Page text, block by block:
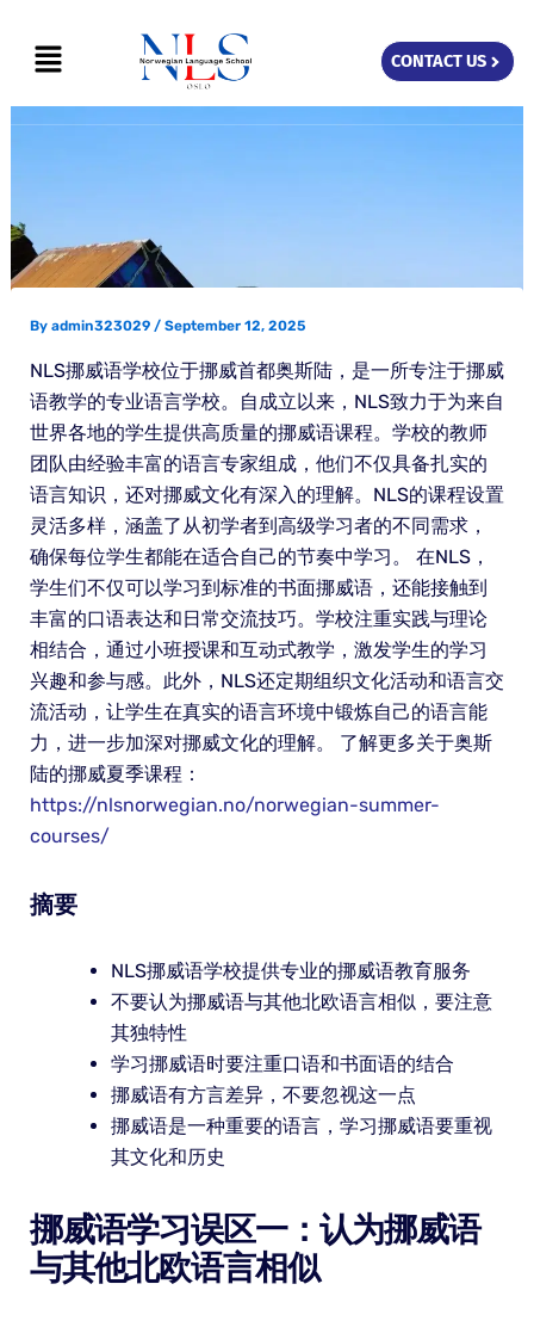
content
Menu CONTACT US
By admin323029 / September 12, 2025
NLS挪威语学校位于挪威首都奥斯陆，是一所专注于挪威
语教学的专业语言学校。自成立以来，NLS致力于为来自
世界各地的学生提供高质量的挪威语课程。学校的教师
团队由经验丰富的语言专家组成，他们不仅具备扎实的
语言知识，还对挪威文化有深入的理解。NLS的课程设置
灵活多样，涵盖了从初学者到高级学习者的不同需求，
确保每位学生都能在适合自己的节奏中学习。 在NLS，
学生们不仅可以学习到标准的书面挪威语，还能接触到
丰富的口语表达和日常交流技巧。学校注重实践与理论
相结合，通过小班授课和互动式教学，激发学生的学习
兴趣和参与感。此外，NLS还定期组织文化活动和语言交
流活动，让学生在真实的语言环境中锻炼自己的语言能
力，进一步加深对挪威文化的理解。 了解更多关于奥斯
陆的挪威夏季课程：
https://nlsnorwegian.no/norwegian-summer-
courses/
摘要
NLS挪威语学校提供专业的挪威语教育服务
不要认为挪威语与其他北欧语言相似，要注意
其独特性
学习挪威语时要注重口语和书面语的结合
挪威语有方言差异，不要忽视这一点
挪威语是一种重要的语言，学习挪威语要重视
其文化和历史
挪威语学习误区一：认为挪威语
与其他北欧语言相似